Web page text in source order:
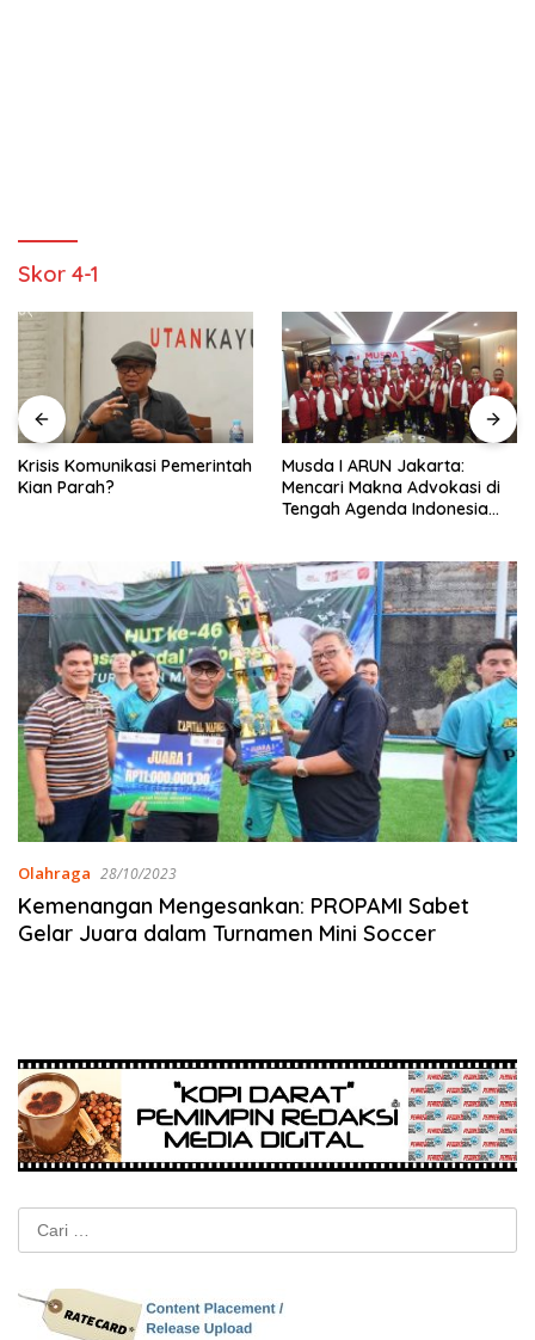
Skor 4-1
Krisis Komunikasi Pemerintah
Kian Parah?
Musda I ARUN Jakarta:
Mencari Makna Advokasi di
Tengah Agenda Indonesia
Olahraga 28/10/2023
Kemenangan Mengesankan: PROPAMI Sabet
Gelar Juara dalam Turnamen Mini Soccer